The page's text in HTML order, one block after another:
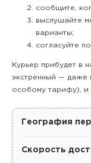
сообщите,
выслушайте
варианты;
согласуйте
Курьер прибудет в
экстренный — даже
особому тарифу), и
География
Скорость